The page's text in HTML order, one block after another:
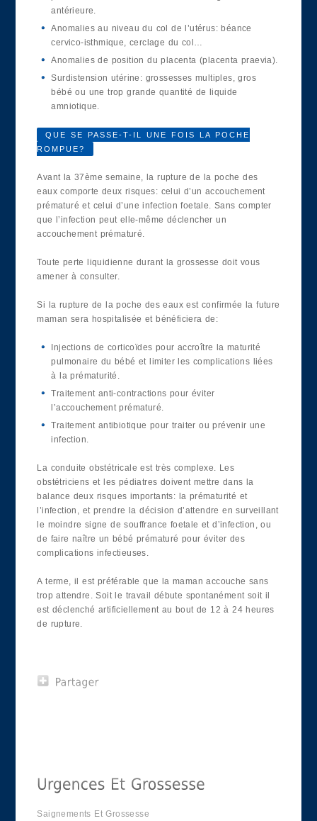
antérieure.
Anomalies au niveau du col de l’utérus: béance
cervico-isthmique, cerclage du col…
Anomalies de position du placenta (placenta praevia).
Surdistension utérine: grossesses multiples, gros
bébé ou une trop grande quantité de liquide
amniotique.
QUE SE PASSE-T-IL UNE FOIS LA POCHE
ROMPUE?
Avant la 37ème semaine, la rupture de la poche des
eaux comporte deux risques: celui d’un accouchement
prématuré et celui d’une infection foetale. Sans compter
que l’infection peut elle-même déclencher un
accouchement prématuré.
Toute perte liquidienne durant la grossesse doit vous
amener à consulter.
Si la rupture de la poche des eaux est confirmée la future
maman sera hospitalisée et bénéficiera de:
Injections de corticoïdes pour accroître la maturité
pulmonaire du bébé et limiter les complications liées
à la prématurité.
Traitement anti-contractions pour éviter
l’accouchement prématuré.
Traitement antibiotique pour traiter ou prévenir une
infection.
La conduite obstétricale est très complexe. Les
obstétriciens et les pédiatres doivent mettre dans la
balance deux risques importants: la prématurité et
l’infection, et prendre la décision d’attendre en surveillant
le moindre signe de souffrance foetale et d’infection, ou
de faire naître un bébé prématuré pour éviter des
complications infectieuses.
A terme, il est préférable que la maman accouche sans
trop attendre. Soit le travail débute spontanément soit il
est déclenché artificiellement au bout de 12 à 24 heures
de rupture.
Saignements Et Grossesse